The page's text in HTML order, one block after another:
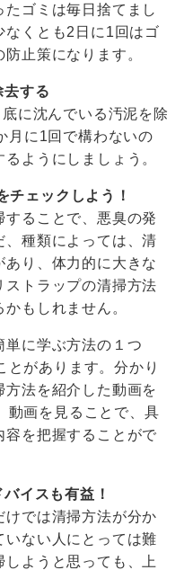
たゴミは毎日捨てまし
なくとも2日に1回はゴ
止策になります。
する
に沈んでいる汚泥を除
月に1回で構わないの
ようにしましょう。
ェックしよう！
ることで、悪臭の発
種類によっては、清
り、体力的に大きな
ストラップの清掃方法
もしれません。
単に学ぶ方法の１つ
とがあります。分かり
法を紹介した動画を
動画を見ることで、具
を把握することがで
イスも有益！
けでは清掃方法が分か
いない人にとっては難
しようと思っても、上